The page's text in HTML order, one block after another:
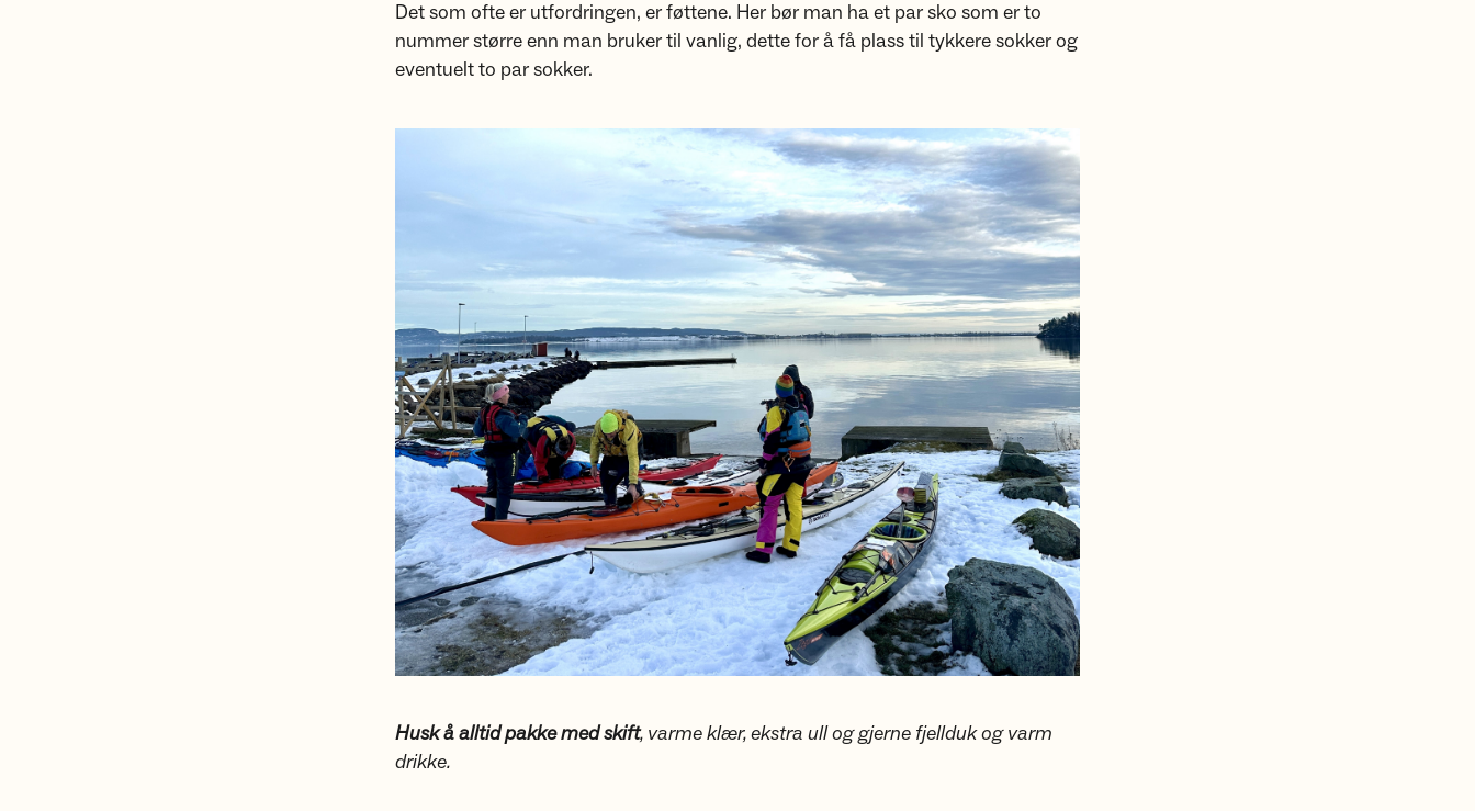
Det som ofte er utfordringen, er føttene. Her bør man ha et par sko som er to
nummer større enn man bruker til vanlig, dette for å få plass til tykkere sokker og
eventuelt to par sokker.
Husk å alltid pakke med skift, varme klær, ekstra ull og gjerne fjellduk og varm
drikke.